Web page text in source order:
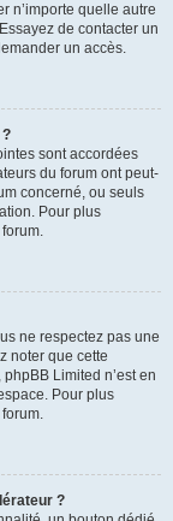
n’importe quelle autre
de contacter un
un accès.
sont accordées
du forum ont peut-
concerné, ou seuls
Pour plus
ne respectez pas une
noter que cette
Limited n’est en
Pour plus
?